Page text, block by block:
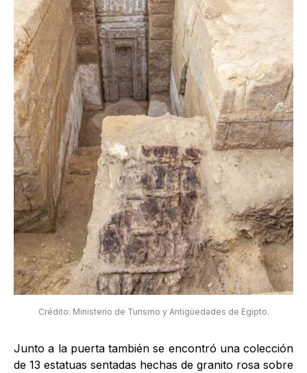
Crédito: Ministerio de Turismo y Antigüedades de Egipto.
Junto a la puerta también se encontró una colección
de 13 estatuas sentadas hechas de granito rosa sobre